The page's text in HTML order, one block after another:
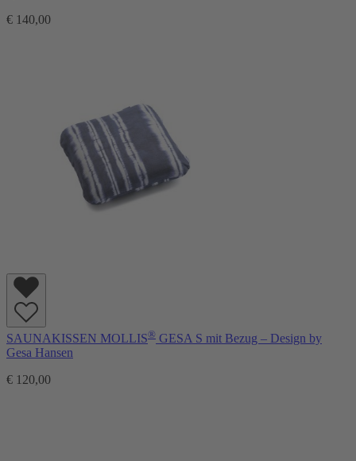
€ 140,00
SAUNAKISSEN MOLLIS® GESA S mit Bezug – Design by
Gesa Hansen
€ 120,00